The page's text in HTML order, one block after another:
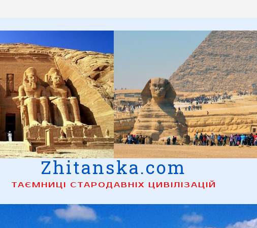
Zhitanska.com
ТАЄМНИЦІ СТАРОДАВНІХ ЦИВІЛІЗАЦІЙ